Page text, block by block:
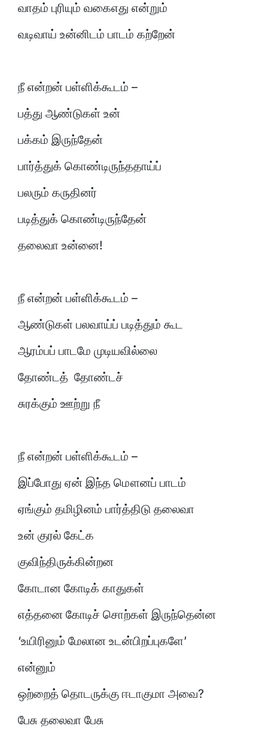
வாதம் புரியும் வகைஎது என்றும்
வடிவாய் உன்னிடம் பாடம் கற்றேன்
நீ என்றன் பள்ளிக்கூடம் –
பத்து ஆண்டுகள் உன்
பக்கம் இருந்தேன்
பார்த்துக் கொண்டிருந்ததாய்ப்
பலரும் கருதினர்
படித்துக் கொண்டிருந்தேன்
தலைவா உன்னை!
நீ என்றன் பள்ளிக்கூடம் –
ஆண்டுகள் பலவாய்ப் படித்தும் கூட
ஆரம்பப் பாடமே முடியவில்லை
தோண்டத் தோண்டச்
சுரக்கும் ஊற்று நீ
நீ என்றன் பள்ளிக்கூடம் –
இப்போது ஏன் இந்த மௌனப் பாடம்
ஏங்கும் தமிழினம் பார்த்திடு தலைவா
உன் குரல் கேட்க
குவிந்திருக்கின்றன
கோடான கோடிக் காதுகள்
எத்தனை கோடிச் சொற்கள் இருந்தென்ன
‘உயிரினும் மேலான உடன்பிறப்புகளே’
என்னும்
ஒற்றைத் தொடருக்கு ஈடாகுமா அவை?
பேசு தலைவா பேசு